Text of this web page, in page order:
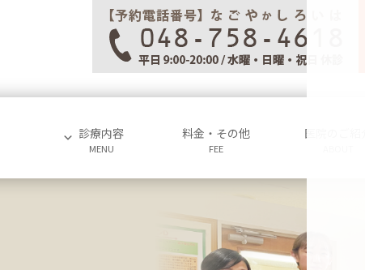
診療内容
MENU
料金・その他
FEE
医院のご紹介